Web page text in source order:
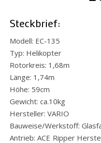
Steckbrief:
Modell: EC-135
Typ: Helikopter
Rotorkreis: 1,68m
Länge: 1,74m
Höhe: 59cm
Gewicht: ca.10kg
Hersteller: VARIO
Bauweise/Werkstoff:
Antrieb: ACE Ripper